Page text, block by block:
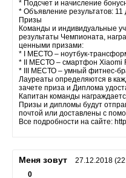
* Подсчет и начисление
* Объявление результатов: 11
Призы
Команды и индивидуальные
результаты Чемпионата,
ценными призами:
* I МЕСТО – ноутбук-
* II МЕСТО – смартфон Xiaomi
* III МЕСТО – умный фитнес-
Лауреаты определяются в
зачете приза и Диплома
Капитан команды
Призы и дипломы будут
почтой или доставлены с
Все подробности на сайте:
Меня зовут
27.12.2018
0